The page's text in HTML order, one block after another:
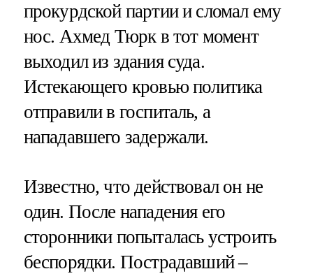
прокурдской партии и сломал ему
нос. Ахмед Тюрк в тот момент
выходил из здания суда.
Истекающего кровью политика
отправили в госпиталь, а
нападавшего задержали.
Известно, что действовал он не
один. После нападения его
сторонники попыталась устроить
беспорядки. Пострадавший –